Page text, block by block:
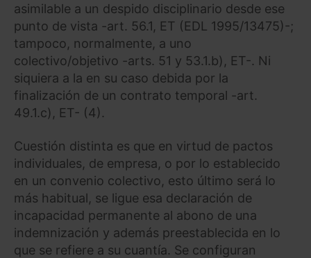
asimilable a un despido disciplinario desde ese
punto de vista -art. 56.1, ET (EDL 1995/13475)-;
tampoco, normalmente, a uno
colectivo/objetivo -arts. 51 y 53.1.b), ET-. Ni
siquiera a la en su caso debida por la
finalización de un contrato temporal -art.
49.1.c), ET- (4).
Cuestión distinta es que en virtud de pactos
individuales, de empresa, o por lo establecido
en un convenio colectivo, esto último será lo
más habitual, se ligue esa declaración de
incapacidad permanente al abono de una
indemnización y además preestablecida en lo
que se refiere a su cuantía. Se configuran